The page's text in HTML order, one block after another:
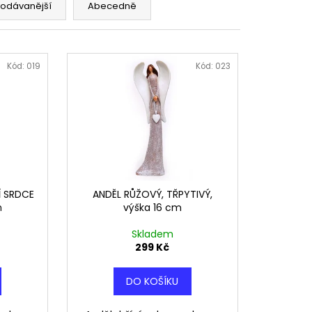
Abecedně
Kód: 019
ANDĚL RŮŽOVÝ, TŘPYTIVÝ,
výška 16 cm
Skladem
299 Kč
DO KOŠÍKU
Kód: 023